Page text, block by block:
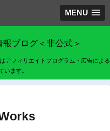
MENU
ブログ＜非公式＞
アフィリエイトプログラム・広告による
います。